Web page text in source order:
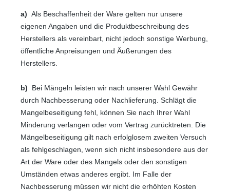
a) Als Beschaffenheit der Ware gelten nur unsere
eigenen Angaben und die Produktbeschreibung des
Herstellers als vereinbart, nicht jedoch sonstige Werbung,
öffentliche Anpreisungen und Äußerungen des
Herstellers.
b) Bei Mängeln leisten wir nach unserer Wahl Gewähr
durch Nachbesserung oder Nachlieferung. Schlägt die
Mangelbeseitigung fehl, können Sie nach Ihrer Wahl
Minderung verlangen oder vom Vertrag zurücktreten. Die
Mängelbeseitigung gilt nach erfolglosem zweiten Versuch
als fehlgeschlagen, wenn sich nicht insbesondere aus der
Art der Ware oder des Mangels oder den sonstigen
Umständen etwas anderes ergibt. Im Falle der
Nachbesserung müssen wir nicht die erhöhten Kosten